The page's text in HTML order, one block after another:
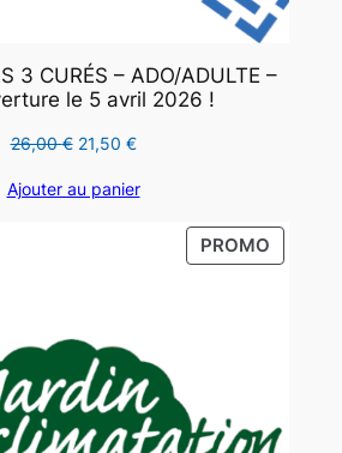
3 CURÉS – ADO/ADULTE –
le 5 avril 2026 !
26,00€ Le
initial
21,50 €Le
actuel
Ajouter au panier
PROMO
EN